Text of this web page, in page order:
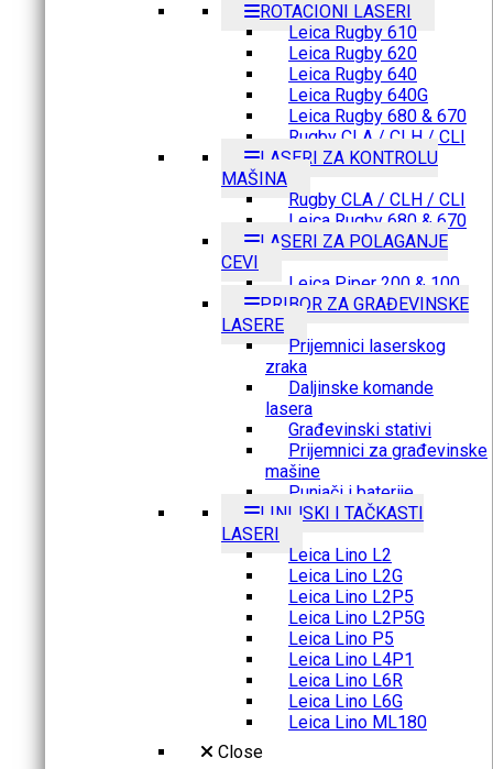
ROTACIONI LASERI
Leica Rugby 610
Leica Rugby 620
Leica Rugby 640
Leica Rugby 640G
Leica Rugby 680 & 670
Rugby CLA / CLH / CLI
LASERI ZA KONTROLU
MAŠINA
Rugby CLA / CLH / CLI
Leica Rugby 680 & 670
LASERI ZA POLAGANJE
CEVI
Leica Piper 200 & 100
PRIBOR ZA GRAĐEVINSKE
LASERE
Prijemnici laserskog
zraka
Daljinske komande
lasera
Građevinski stativi
Prijemnici za građevinske
mašine
Punjači i baterije
LINIJSKI I TAČKASTI
LASERI
Leica Lino L2
Leica Lino L2G
Leica Lino L2P5
Leica Lino L2P5G
Leica Lino P5
Leica Lino L4P1
Leica Lino L6R
Leica Lino L6G
Leica Lino ML180
Close